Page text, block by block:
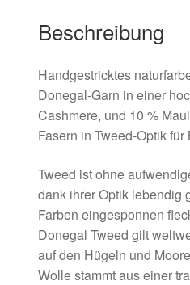
Beschreibung
Handgestricktes
Donegal-Garn in einer
Cashmere, und 10 %
Fasern in Tweed-Optik
Tweed ist ohne
dank ihrer Optik lebendig
Farben eingesponnen
Donegal Tweed gilt
auf den Hügeln und
Wolle stammt aus einer